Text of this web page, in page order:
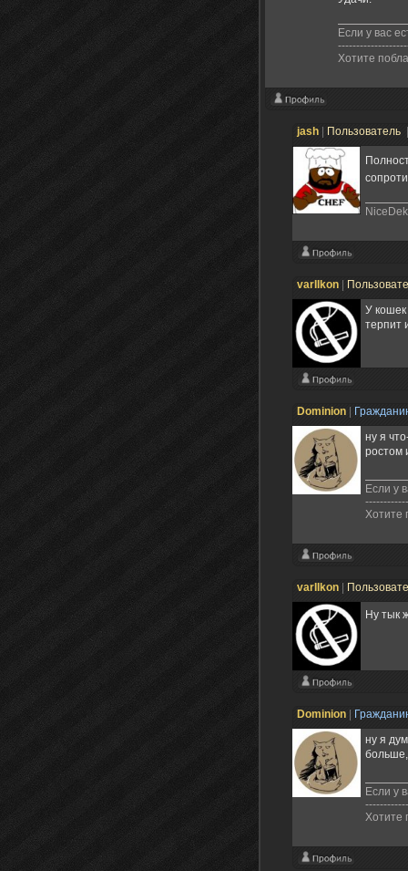
Если у вас
Хотите
jash Пользователь
NiceDek
varIIkon
У кошек
терпит
Dominion
ну я
ростом
Если у
Хотите
varIIkon
Ну тык
Dominion
ну я
больше,
Если у
Хотите